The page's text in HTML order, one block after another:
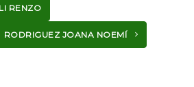
RENZO
RODRIGUEZ JOANA NOEMÍ